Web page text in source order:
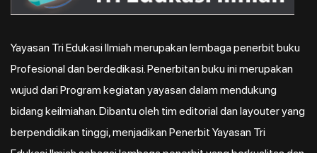
Yayasan Tri Edukasi Ilmiah merupakan lembaga penerbit buku
Profesional dan berdedikasi. Penerbitan buku ini merupakan
wujud dari Program kegiatan yayasan dalam mendukung
bidang keilmiahan. Dibantu oleh tim editorial dan layouter yang
berpendidikan tinggi, menjadikan Penerbit Yayasan Tri